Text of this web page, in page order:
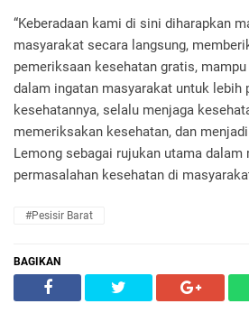
“Keberadaan kami di sini diharapkan
masyarakat secara langsung,
pemeriksaan kesehatan gratis,
dalam ingatan masyarakat untuk lebih
kesehatannya, selalu menjaga
memeriksakan kesehatan, dan
Lemong sebagai rujukan utama dalam
permasalahan kesehatan di
#Pesisir Barat
BAGIKAN